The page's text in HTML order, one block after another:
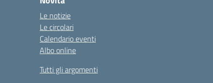
Le notizie
Le circolari
Calendario eventi
Albo online
Tutti gli argomenti